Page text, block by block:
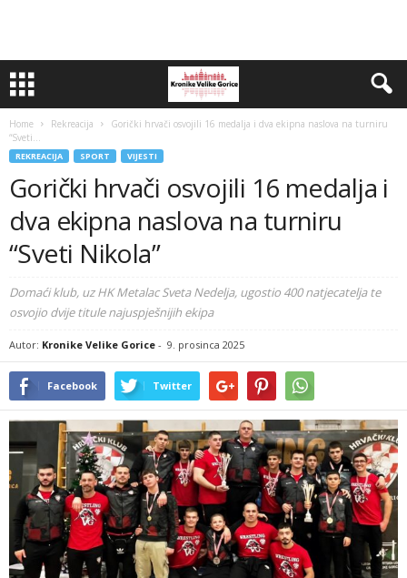
Home Rekreacija
Gorički hrvači osvojili 16 medalja i dva ekipna naslova na turniru
“Sveti...
REKREACIJA SPORT VIJESTI
Gorički hrvači osvojili 16 medalja i
dva ekipna naslova na turniru
“Sveti Nikola”
Domaći klub, uz HK Metalac Sveta Nedelja, ugostio 400 natjecatelja te
osvojio dvije titule najuspješnijih ekipa
Autor: Kronike Velike Gorice - 9. prosinca 2025
Facebook Twitter